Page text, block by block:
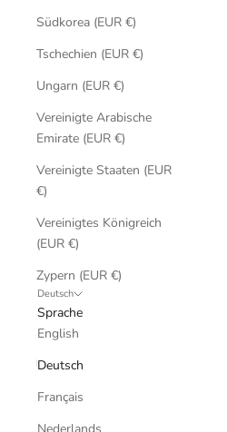
Südkorea (EUR €)
Tschechien (EUR €)
Ungarn (EUR €)
Vereinigte Arabische
Emirate (EUR €)
Vereinigte Staaten (EUR
€)
Vereinigtes Königreich
(EUR €)
Zypern (EUR €)
Deutsch
Sprache
English
Deutsch
Français